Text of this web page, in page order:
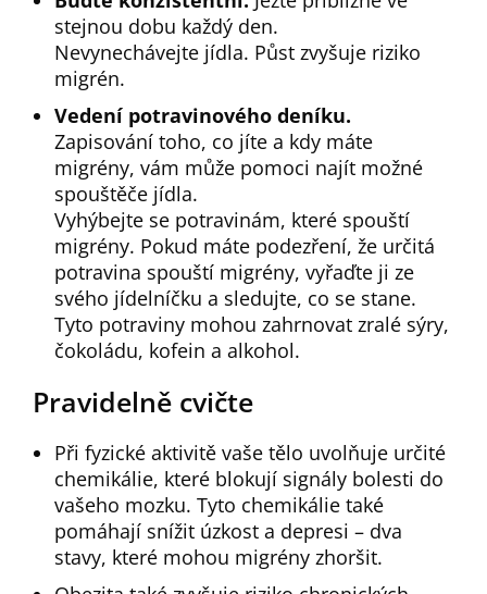
stejnou dobu každý den.
Nevynechávejte jídla. Půst zvyšuje riziko
migrén.
Vedení potravinového deníku.
Zapisování toho, co jíte a kdy máte
migrény, vám může pomoci najít možné
spouštěče jídla.
Vyhýbejte se potravinám, které spouští
migrény. Pokud máte podezření, že určitá
potravina spouští migrény, vyřaďte ji ze
svého jídelníčku a sledujte, co se stane.
Tyto potraviny mohou zahrnovat zralé sýry,
čokoládu, kofein a alkohol.
Pravidelně cvičte
Při fyzické aktivitě vaše tělo uvolňuje určité
chemikálie, které blokují signály bolesti do
vašeho mozku. Tyto chemikálie také
pomáhají snížit úzkost a depresi – dva
stavy, které mohou migrény zhoršit.